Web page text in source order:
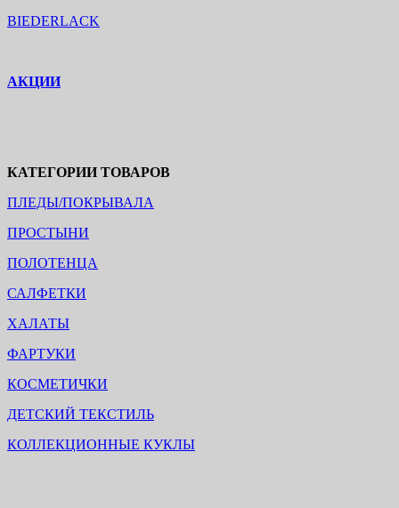
BIEDERLACK
АКЦИИ
КАТЕГОРИИ ТОВАРОВ
ПЛЕДЫ/ПОКРЫВАЛА
ПРОСТЫНИ
ПОЛОТЕНЦА
САЛФЕТКИ
ХАЛАТЫ
ФАРТУКИ
КОСМЕТИЧКИ
ДЕТСКИЙ ТЕКСТИЛЬ
КОЛЛЕКЦИОННЫЕ КУКЛЫ